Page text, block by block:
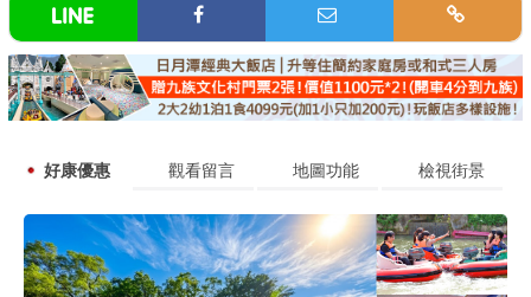
好康優惠 觀看留言 地圖功能 檢視街景